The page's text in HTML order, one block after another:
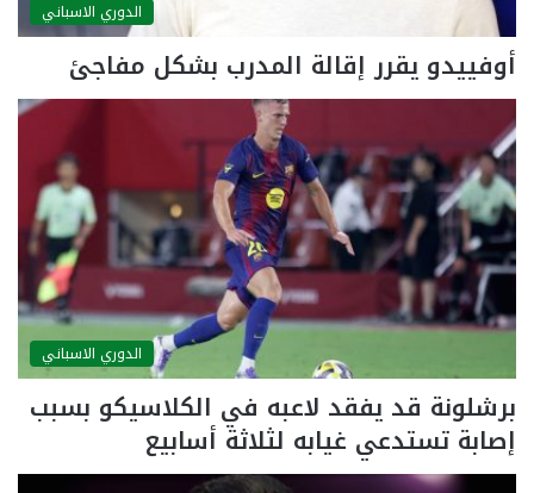
الدوري الاسباني
أوفييدو يقرر إقالة المدرب بشكل مفاجئ
الدوري الاسباني
برشلونة قد يفقد لاعبه في الكلاسيكو بسبب
إصابة تستدعي غيابه لثلاثة أسابيع